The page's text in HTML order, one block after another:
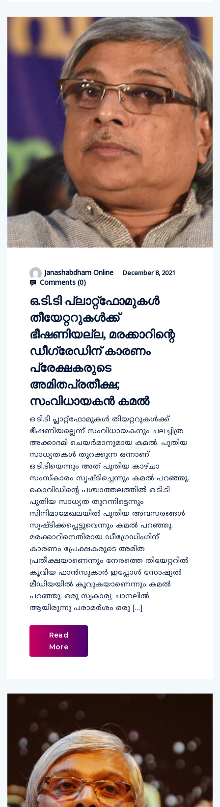
Janashabdham Online December 8, 2021
Comments (0)
ഒ.ടി.ടി പ്ലാറ്റ്‌ഫോമുകള്‍
തീയേറ്ററുകള്‍ക്ക്
ഭീഷണിയല്ല, മരക്കാറിന്റെ
ഡീഗ്രേഡിന് കാരണം
പ്രേക്ഷകരുടെ
അമിതപ്രതീക്ഷ;
സംവിധായകന്‍ കമല്‍
ഒ.ടി.ടി പ്ലാറ്റ്ഫോമുകള്‍ തിയറ്ററുകള്‍ക്ക്
ഭീഷണിയല്ലെന്ന് സംവിധായകനും ചലച്ചിത്ര
അക്കാദമി ചെയര്‍മാനുമായ കമല്‍. പുതിയ
സാധ്യതകള്‍ തുറക്കുന്ന ഒന്നാണ്
ഒ.ടി.ടിയെന്നും അത് പുതിയ കാഴ്ചാ
സംസ്‌കാരം സൃഷ്ടിച്ചെന്നും കമല്‍ പറഞ്ഞു.
കൊവിഡിന്റെ പശ്ചാത്തലത്തില്‍ ഒ.ടി.ടി
പുതിയ സാധ്യത തുറന്നിട്ടെന്നും
സിനിമാമേഖലയില്‍ പുതിയ അവസരങ്ങള്‍
സൃഷ്ടിക്കപ്പെട്ടുവെന്നും കമല്‍ പറഞ്ഞു.
മരക്കാറിനെതിരായ ഡീഗ്രേഡിംഗിന്
കാരണം പ്രേക്ഷകരുടെ അമിത
പ്രതീക്ഷയാണെന്നും നേരത്തെ തിയേറ്ററില്‍
കൂവിയ ഫാന്‍സുകാര്‍ ഇപ്പോള്‍ സോഷ്യല്‍
മീഡിയയില്‍ കൂവുകയാണെന്നും കമല്‍
പറഞ്ഞു. ഒരു സ്വകാര്യ ചാനലില്‍
ആയിരുന്നു പരാമര്‍ശം ഒരു […]
Read
More